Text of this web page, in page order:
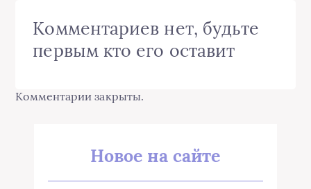
Комментариев нет, будьте
первым кто его оставит
Комментарии закрыты.
Новое на сайте